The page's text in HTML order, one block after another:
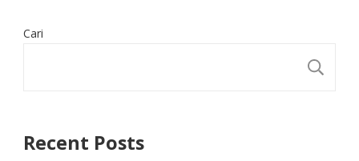
Cari
Recent Posts